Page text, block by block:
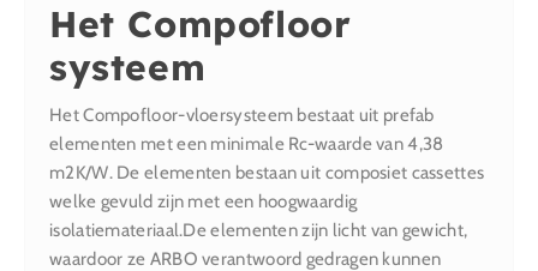
Het Compofloor
systeem
Het Compofloor-vloersysteem bestaat uit prefab
elementen met een minimale Rc-waarde van 4,38
m2K/W. De elementen bestaan uit composiet cassettes
welke gevuld zijn met een hoogwaardig
isolatiemateriaal.De elementen zijn licht van gewicht,
waardoor ze ARBO verantwoord gedragen kunnen